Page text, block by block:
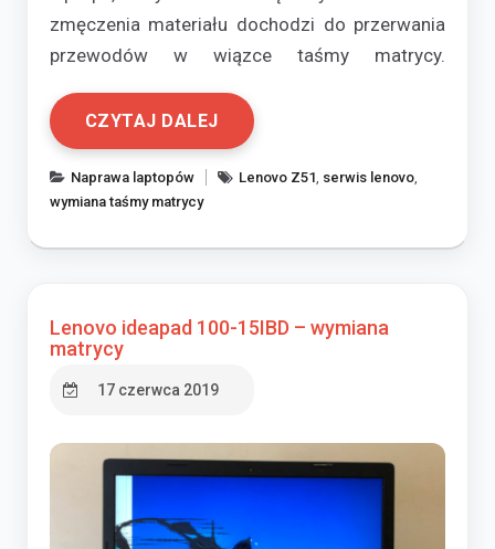
zmęczenia materiału dochodzi do przerwania
przewodów w wiązce taśmy matrycy.
CZYTAJ DALEJ
Naprawa laptopów Lenovo Z51 serwis lenovo,
wymiana taśmy matrycy
Lenovo ideapad 100-15IBD – wymiana
matrycy
17 czerwca 2019